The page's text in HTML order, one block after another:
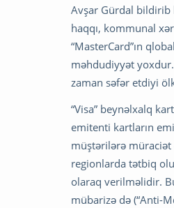
Avşar Gürdal bildirib
haqqı, kommunal
“MasterCard”ın
məhdudiyyət
zaman səfər etdiyi
“Visa” beynəlxalq
emitenti kartların
müştərilərə müraciət
regionlarda tətbiq
olaraq verilməlidir.
mübarizə də (“Anti-